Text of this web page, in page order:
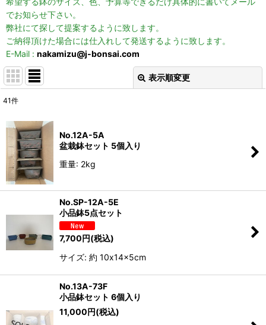
でお知らせ下さい。
弊社にて探して提案するように致します。
ご納得頂けた場合には仕入れして発送するように致します。
E-Mail : nakamizu@j-bonsai.com
表示順変更
並び順:
41件
No.12A-5A
盆栽鉢セット 5個入り
重量: 2kg
No.SP-12A-5E
小品鉢5点セット
7,700円(税込)
サイズ: 約 10x14x5cm
No.13A-73F
小品鉢セット 6個入り
11,000円(税込)